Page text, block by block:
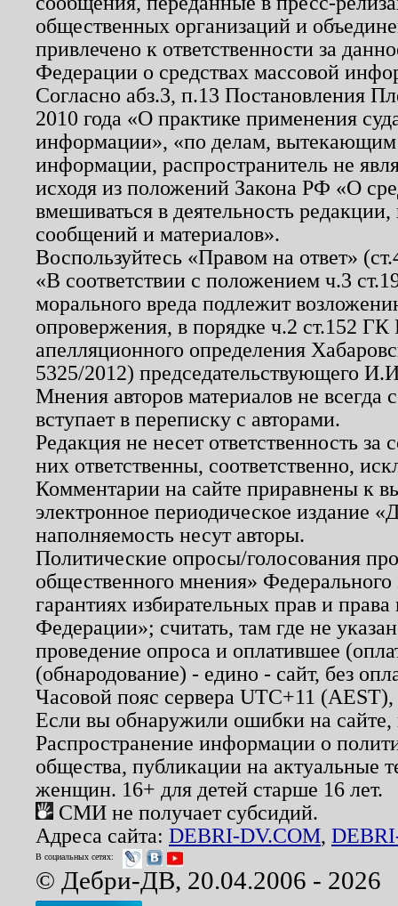
общественных организаций и
привлечено к ответственности за
Федерации о средствах массовой
Согласно абз.3, п.13 Постановления
2010 года «О практике применения
информации», «по делам, вытекающим
информации, распространитель не
исходя из положений Закона РФ «О
вмешиваться в деятельность
сообщений и материалов».
Воспользуйтесь «Правом на ответ»
«В соответствии с положением ч.3
морального вреда подлежит
опровержения, в порядке ч.2 ст.152
апелляционного определения
5325/2012) председательствующего
Мнения авторов материалов не
вступает в переписку с авторами.
Редакция не несет ответственность
них ответственны, соответственно,
Комментарии на сайте приравнены к
электронное периодическое издание
наполняемость несут авторы.
Политические опросы/голосования
общественного мнения»
гарантиях избирательных прав и
Федерации»; считать, там где не
проведение опроса и оплатившее
(обнародование) - едино - сайт, без
Часовой пояс сервера UTC+11
Если вы обнаружили ошибки на
Распространение информации о
общества, публикации на актуальные
женщин. 16+ для детей старше 16 лет.
СМИ не получает субсидий.
Адреса сайта: DEBRI-DV.COM,
В социальных сетях:
© Дебри-ДВ, 20.04.2006 - 2026